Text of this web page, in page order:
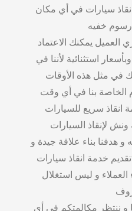
سيارات في أي مكان
رسوم خفيه
العميل يمكنك الاعتماد
استثنائية لأننا في
في مثل هذه الأوقات
الخاصة بنا في أي وقت
سريع للسيارات
هدفنا بناء علاقة جيدة و
خدمة انقاذ سيارات
و ليس استغلال
و ننتظر مكالمتكم في أي